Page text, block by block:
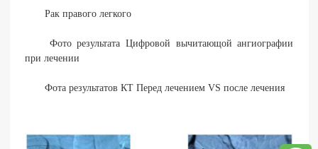
Рак правого легкого
Фото результата Цифровой вычитающой ангиографии
при лечении
Фота результатов КТ Перед лечением VS после лечения